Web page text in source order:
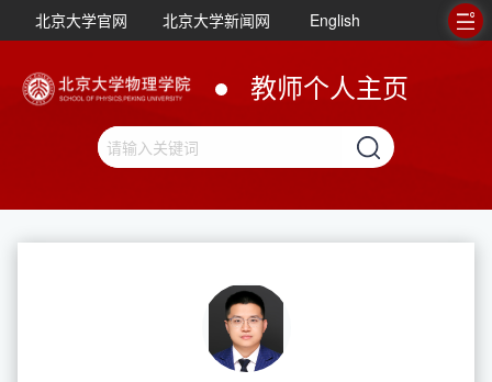
北京大学官网 北京大学新闻网 English
教师个人主页